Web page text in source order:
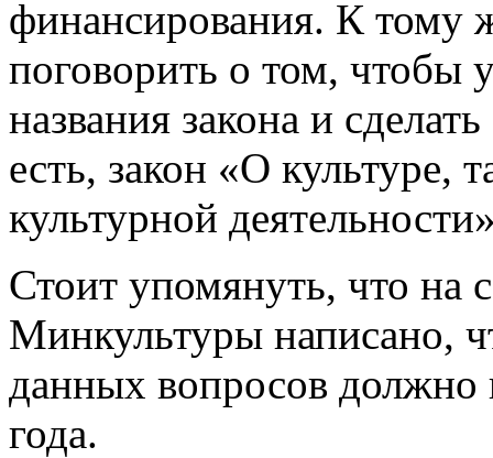
финансирования. К тому
поговорить о том, чтобы
названия закона и
есть, закон «О культуре,
культурной
Стоит упомянуть, что на
Минкультуры написано,
данных вопросов должно
года.